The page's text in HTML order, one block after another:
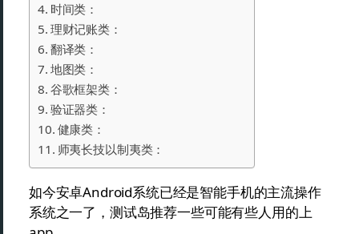
时间类：
理财记账类：
翻译类：
地图类：
谷歌框架类：
验证器类：
健康类：
师夷长技以制夷类：
如今安卓Android系统已经是智能手机的主流操作
系统之一了，测试岛推荐一些可能有些人用的上